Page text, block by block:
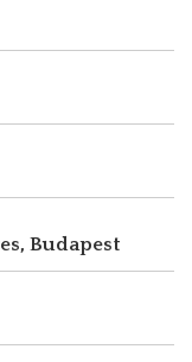
Budapest